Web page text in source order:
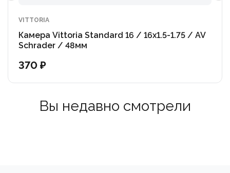
VITTORIA
Камера Vittoria Standard 16 / 16x1.5-1.75 / AV
Schrader / 48мм
370 ₽
Вы недавно смотрели